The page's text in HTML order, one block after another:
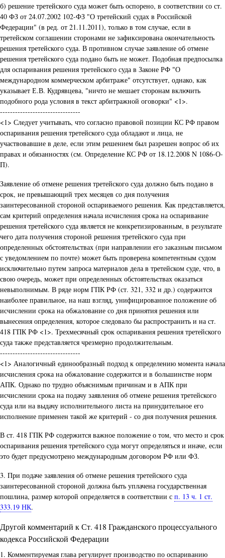
б) решение третейского суда может быть оспорено, в соответствии со ст.
40 ФЗ от 24.07.2002 102-ФЗ "О третейский судах в Российской
Федерации" (в ред. от 21.11.2011), только в том случае, если в
третейском соглашении сторонами не зафиксирована окончательность
решения третейского суда. В противном случае заявление об отмене
решения третейского суда подано быть не может. Подобная предпосылка
для оспаривания решения третейского суда в Законе РФ "О
международном коммерческом арбитраже" отсутствует, однако, как
указывает Е.В. Кудрявцева, "ничто не мешает сторонам включить
подобного рода условия в текст арбитражной оговорки" <1>.
--------------------------------
<1> Следует учитывать, что согласно правовой позиции КС РФ правом
оспаривания решения третейского суда обладают и лица, не
участвовавшие в деле, если этим решением был разрешен вопрос об их
правах и обязанностях (см. Определение КС РФ от 18.12.2008 N 1086-О-
П).
Заявление об отмене решения третейского суда должно быть подано в
срок, не превышающий трех месяцев со дня получения
заинтересованной стороной оспариваемого решения. Как представляется,
сам критерий определения начала исчисления срока на оспаривание
решения третейского суда является не конкретизированным, в результате
чего дата получения стороной решения третейского суда при
определенных обстоятельствах (при направлении его заказным письмом
с уведомлением по почте) может быть проверена компетентным судом
исключительно путем запроса материалов дела в третейском суде, что, в
свою очередь, может при определенных обстоятельствах оказаться
невыполнимым. В ряде норм ГПК РФ (ст. 321, 332 и др.) содержится
наиболее правильное, на наш взгляд, унифицированное положение об
исчислении срока на обжалование со дня принятия решения или
вынесения определения, которое следовало бы распространить и на ст.
418 ГПК РФ <1>. Трехмесячный срок оспаривания решения третейского
суда также представляется чрезмерно продолжительным.
--------------------------------
<1> Аналогичный единообразный подход к определению момента начала
исчисления срока на обжалование содержится и в большинстве норм
АПК. Однако по трудно объяснимым причинам и в АПК при
исчислении срока на подачу заявления об отмене решения третейского
суда или на выдачу исполнительного листа на принудительное его
исполнение применен такой же критерий - со дня получения решения.
В ст. 418 ГПК РФ содержится важное положение о том, что место и срок
оспаривания решения третейского суда могут определяться и иначе, если
это будет предусмотрено международным договором РФ или ФЗ.
3. При подаче заявления об отмене решения третейского суда
заинтересованной стороной должна быть уплачена государственная
пошлина, размер которой определяется в соответствии с п. 13 ч. 1 ст.
333.19 НК.
Другой комментарий к Ст. 418 Гражданского процессуального
кодекса Российской Федерации
1. Комментируемая глава регулирует производство по оспариванию